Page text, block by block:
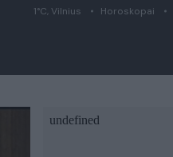
1°C, Vilnius Horoskopai